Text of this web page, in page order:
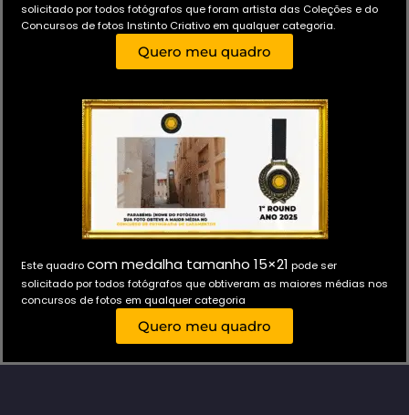
solicitado por todos fotógrafos que foram artista das Coleções e do
Concursos de fotos Instinto Criativo em qualquer categoria.
Quero meu quadro
Este quadrocom medalha tamanho 15×21 pode ser
solicitado por todos fotógrafos que obtiveram as maiores médias nos
concursos de fotos em qualquer categoria
Quero meu quadro